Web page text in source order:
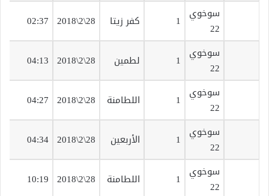
سوخوي
22
1 كفر زيتا 28\2\2018
02:37
سوخوي
22
1 لطمين 28\2\2018
04:13
سوخوي
22
1 اللطامنة 28\2\2018
04:27
سوخوي
22
1 الأربعين 28\2\2018
04:34
سوخوي
22
1 اللطامنة 28\2\2018
10:19